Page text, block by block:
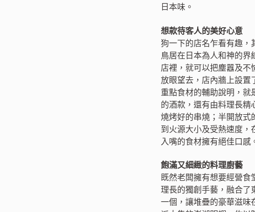
日本味。
想款待客人的美好心意
狗一下的店名乍看有趣，
鳥居在日本為人和神的界
店裡，就可以把塵囂及不
放眼望去，店內牆上設置
重點食材的輔助說明，就
的酒款，還有由料理長精
燒烤好的串燒；半開放式
到火源大小及受熱速度，
入嘴的食材擁有絕佳口感
飽滿又細緻的料理廚藝
既然老闆擁有想要經營
理長的獨創手藝，融合了
一個，讓堆疊的豪華滋味